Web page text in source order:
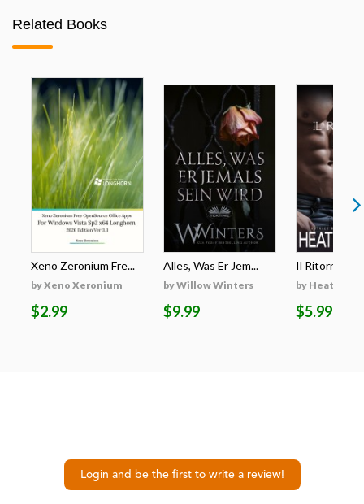
Related Books
Xeno Zeronium Fre...
by Xeno Xeronium
$2.99
Alles, Was Er Jem...
by Willow Winters
$9.99
Il Ritorno Di
by Heather
$5.99
Login and be the first to write a review!